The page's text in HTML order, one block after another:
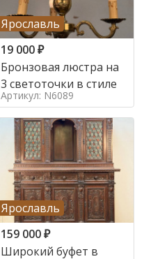
Ярославль
19 000₽
Бронзовая люстра на
3 светоточки в стиле
Артикул: N6089
Ярославль
159 000₽
Широкий буфет в